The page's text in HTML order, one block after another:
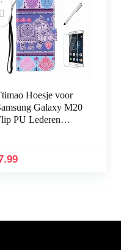
Hoesje voor
Galaxy M20
PU Lederen
met